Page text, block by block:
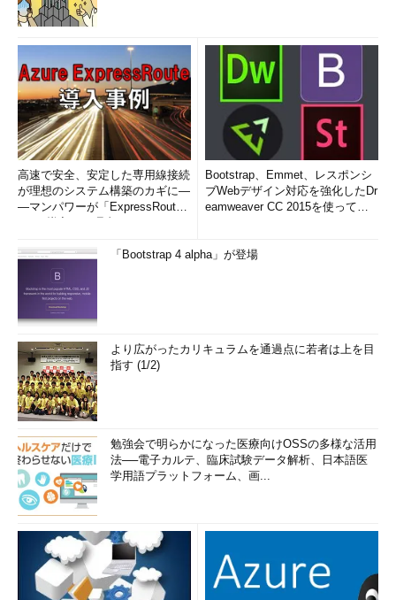
高速で安全、安定した専用線接続
が理想のシステム構築のカギに―
―マンパワーが「ExpressRout
Bootstrap、Emmet、レスポンシ
ブWebデザイン対応を強化したDr
eamweaver CC 2015を使って
「Bootstrap 4 alpha」が登場
より広がったカリキュラムを通過点に若者は上を目
指す (1/2)
勉強会で明らかになった医療向けOSSの多様な活用
法──電子カルテ、臨床試験データ解析、日本語医
学用語プラットフォーム、画...